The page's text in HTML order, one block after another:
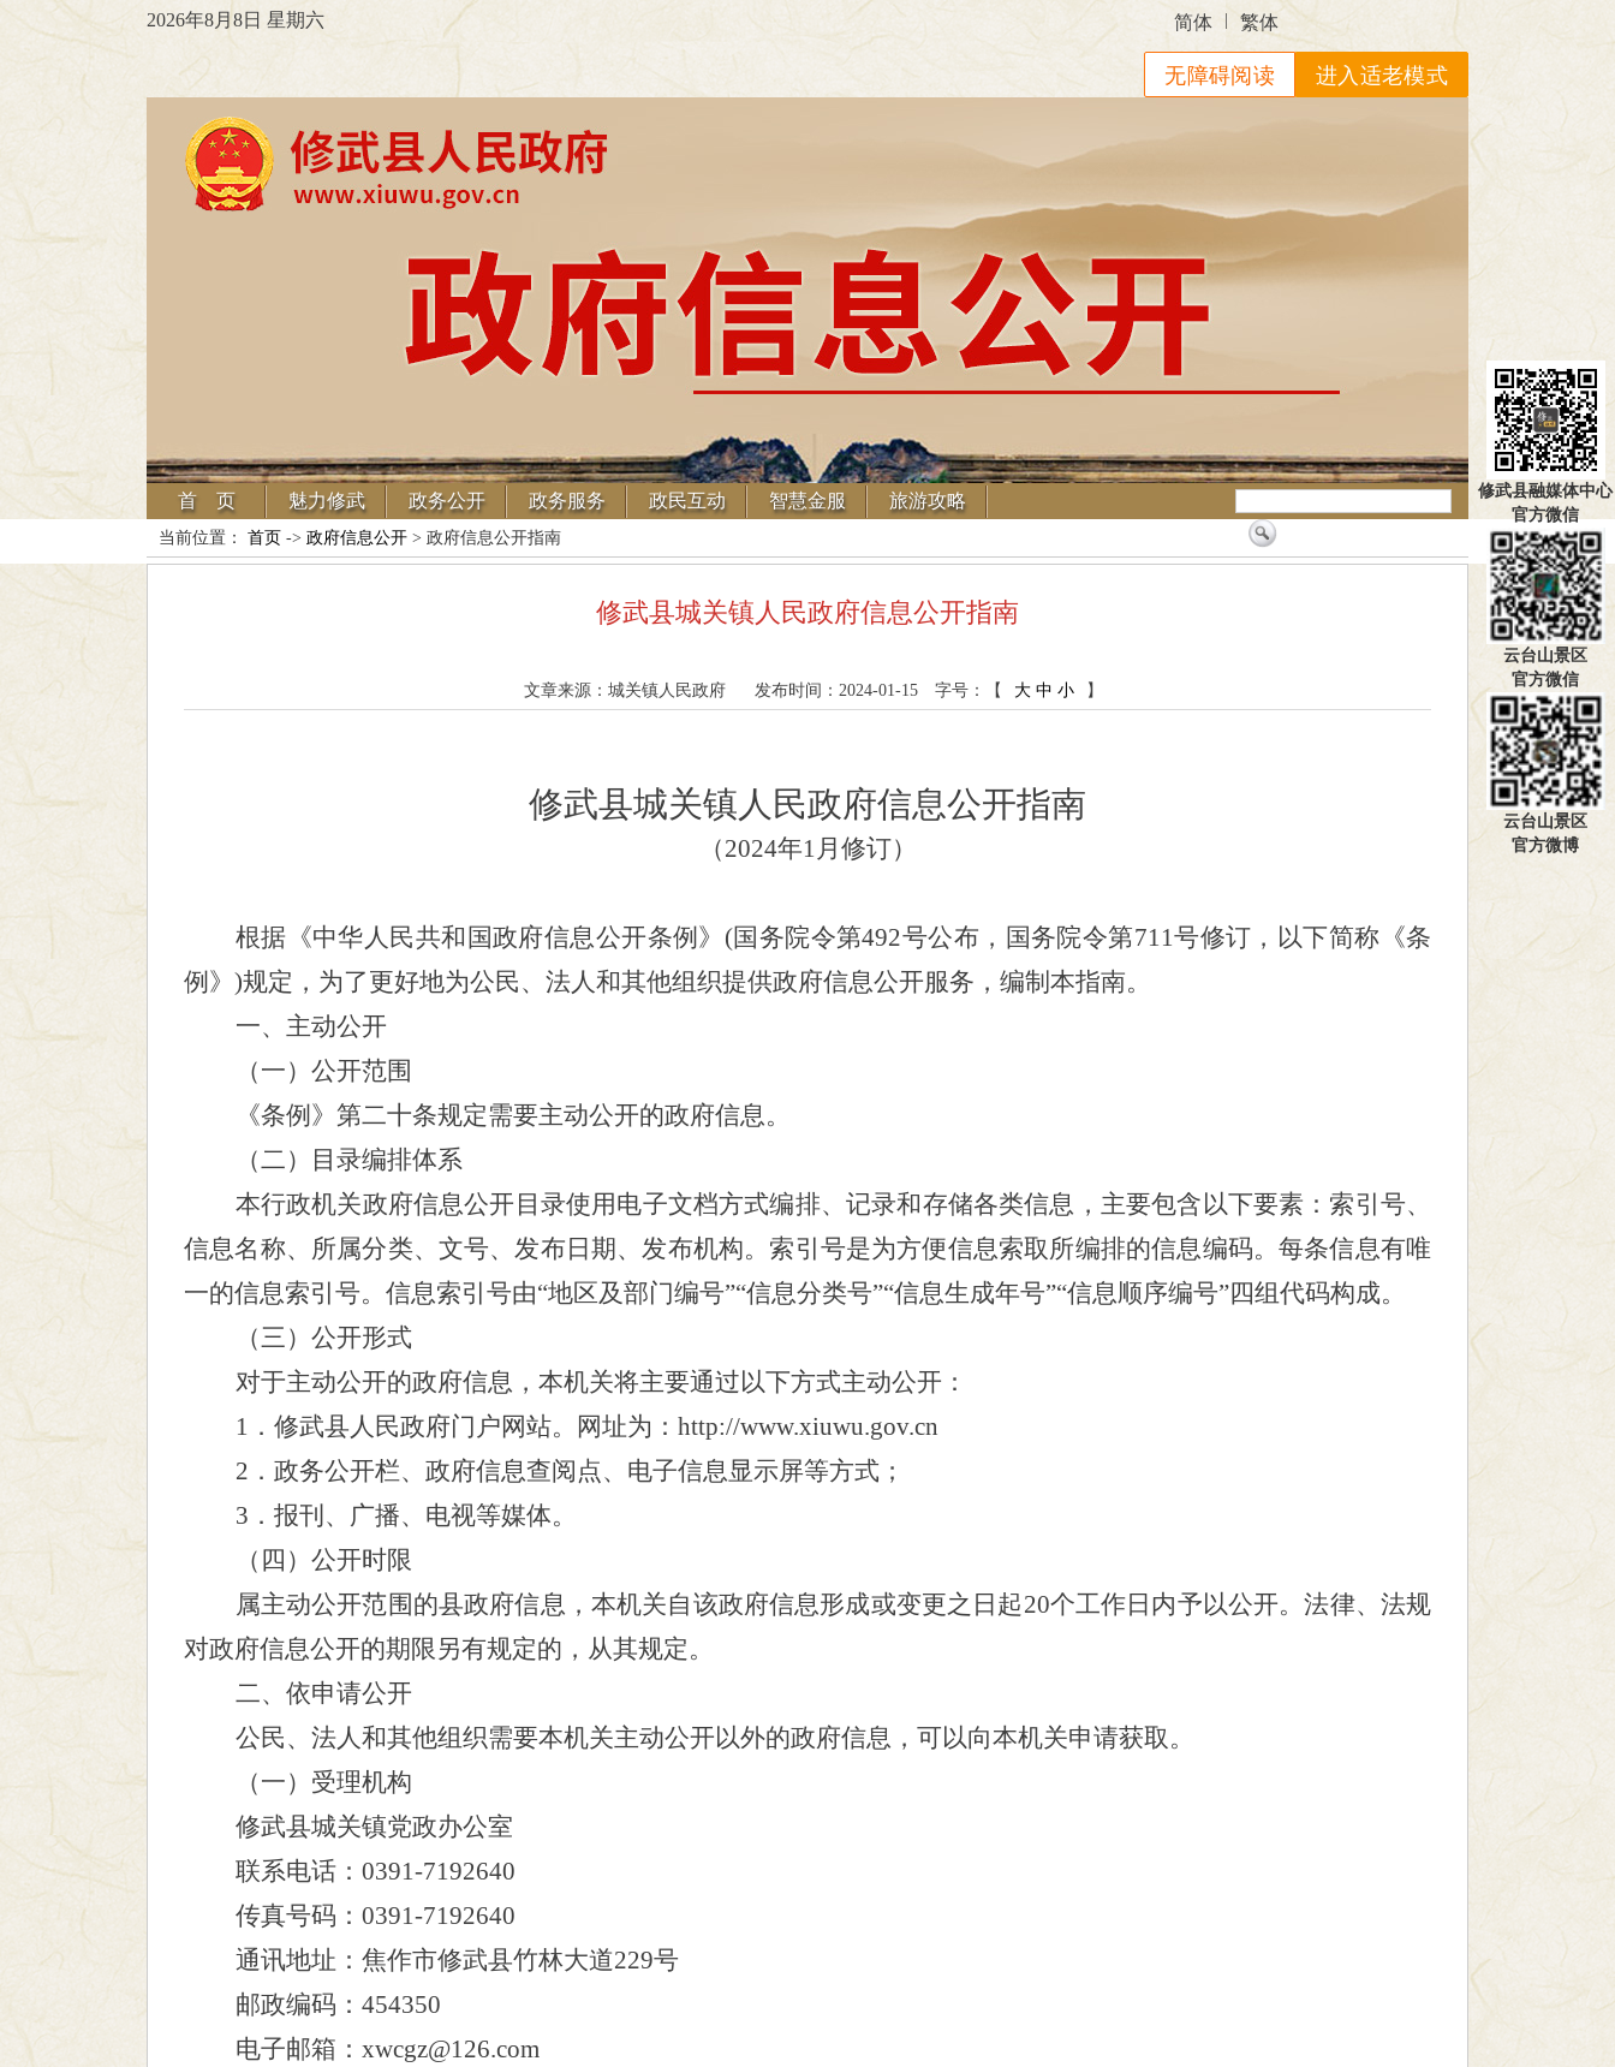
2026年8月8日 星期六 简体 繁体
进入适老模式
无障碍阅读
首 页 魅力修武 政务公开 政务服务 政民互动 智慧金服 旅游攻略
当前位置： 首页 -> 政府信息公开 > 政府信息公开指南
修武县城关镇人民政府信息公开指南
文章来源：城关镇人民政府 发布时间：2024-01-15 字号：【 大 中 小 】
修武县城关镇人民政府信息公开指南
（2024年1月修订）
根据《中华人民共和国政府信息公开条例》 (国务院令第492号公布，国务院令第711号修订，以下简称《条
例》)规定，为了更好地为公民、法人和其他组织提供政府信息公开服务，编制本指南。
一、主动公开
（一）公开范围
《条例》第二十条规定需要主动公开的政府信息。
（二）目录编排体系
本行政机关政府信息公开目录使用电子文档方式编排、记录和存储各类信息，主要包含以下要素：索引号、
信息名称、所属分类、文号、发布日期、发布机构。索引号是为方便信息索取所编排的信息编码。每条信息有唯
一的信息索引号。信息索引号由“地区及部门编号”“信息分类号”“信息生成年号”“信息顺序编号”四组代码构成。
（三）公开形式
对于主动公开的政府信息，本机关将主要通过以下方式主动公开：
1．修武县人民政府门户网站。网址为：http://www.xiuwu.gov.cn
2．政务公开栏、政府信息查阅点、电子信息显示屏等方式；
3．报刊、广播、电视等媒体。
（四）公开时限
属主动公开范围的县政府信息，本机关自该政府信息形成或变更之日起20个工作日内予以公开。法律、法规
对政府信息公开的期限另有规定的，从其规定。
二、依申请公开
公民、法人和其他组织需要本机关主动公开以外的政府信息，可以向本机关申请获取。
（一）受理机构
修武县城关镇党政办公室
联系电话： 0391-7192640
传真号码： 0391-7192640
通讯地址：焦作市修武县竹林大道229号
邮政编码： 454350
电子邮箱： xwcgz@126.com
修武县融媒体中心
官方微信
云台山景区
官方微信
云台山景区
官方微博